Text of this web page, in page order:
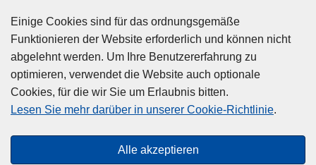
Einige Cookies sind für das ordnungsgemäße
Funktionieren der Website erforderlich und können nicht
abgelehnt werden. Um Ihre Benutzererfahrung zu
optimieren, verwendet die Website auch optionale
Cookies, für die wir Sie um Erlaubnis bitten.
Lesen Sie mehr darüber in unserer Cookie-Richtlinie.
Alle akzeptieren
g
e
S
e
i
t
e
i
t
Disclaimer
Privacy
Cookies
Barrierefreiheit